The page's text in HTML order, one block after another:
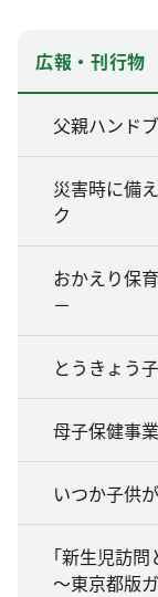
広報・刊行物
父親ハンド
災害時に備
ク
おかえり保
－
とうきょう
母子保健事
いつか子供
｢新生児訪
～東京都版